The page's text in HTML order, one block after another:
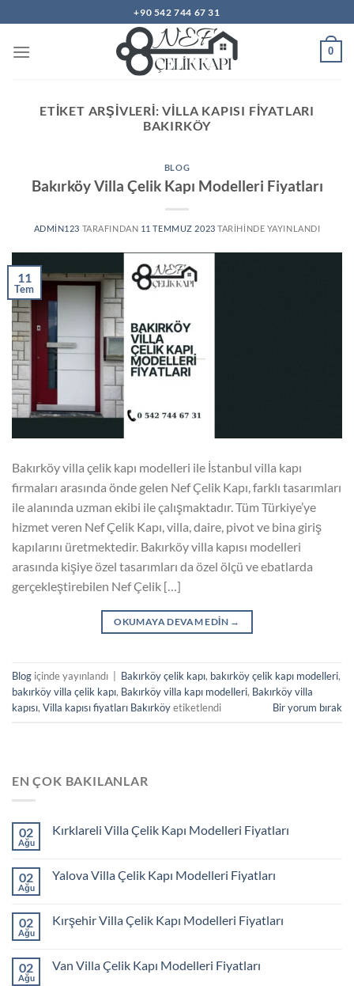
atla
+90 542 744 67 31
0
ETIKET ARŞIVLERI:VILLA KAPISI FIYATLARI
BAKIRKÖY
BLOG
Bakırköy Villa Çelik Kapı Modelleri Fiyatları
ADMIN123 TARAFINDAN 11 TEMMUZ 2023 TARIHINDE YAYINLANDI
11
Tem
Bakırköy villa çelik kapı modelleri ile İstanbul villa kapı
firmaları arasında önde gelen Nef Çelik Kapı, farklı tasarımları
ile alanında uzman ekibi ile çalışmaktadır. Tüm Türkiye’ye
hizmet veren Nef Çelik Kapı, villa, daire, pivot ve bina giriş
kapılarını üretmektedir. Bakırköy villa kapısı modelleri
arasında kişiye özel tasarımları da özel ölçü ve ebatlarda
gerçekleştirebilen Nef Çelik […]
OKUMAYA DEVAM EDIN →
Blog içinde yayınlandı Bakırköy çelik kapı, bakırköy çelik kapı modelleri,
bakırköy villa çelik kapı, Bakırköy villa kapı modelleri, Bakırköy villa
kapısı, Villa kapısı fiyatları Bakırköyetiketlendi Bir yorum bırak
EN ÇOK BAKILANLAR
02
Ağu
Kırklareli Villa Çelik Kapı Modelleri Fiyatları
02
Ağu
Yalova Villa Çelik Kapı Modelleri Fiyatları
02
Ağu
Kırşehir Villa Çelik Kapı Modelleri Fiyatları
02
Ağu
Van Villa Çelik Kapı Modelleri Fiyatları